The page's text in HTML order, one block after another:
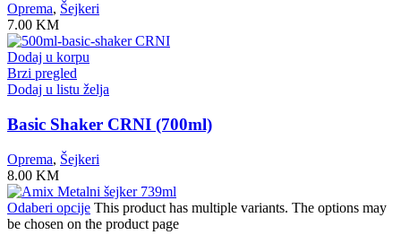
Oprema, Šejkeri
7.00 KM
Dodaj u korpu
Brzi pregled
Dodaj u listu želja
Basic Shaker CRNI (700ml)
Oprema, Šejkeri
8.00 KM
Odaberi opcije This product has multiple variants. The options may
be chosen on the product page